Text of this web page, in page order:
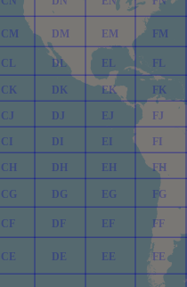
CE
CF
CG
CH
CI
CJ
CK
CL
CM
DE
DF
DG
DH
DI
DJ
DK
DL
DM
EE
EF
EG
EH
EI
EJ
EK
EL
EM
FE
FF
FG
FH
FI
FJ
FK
FL
FM